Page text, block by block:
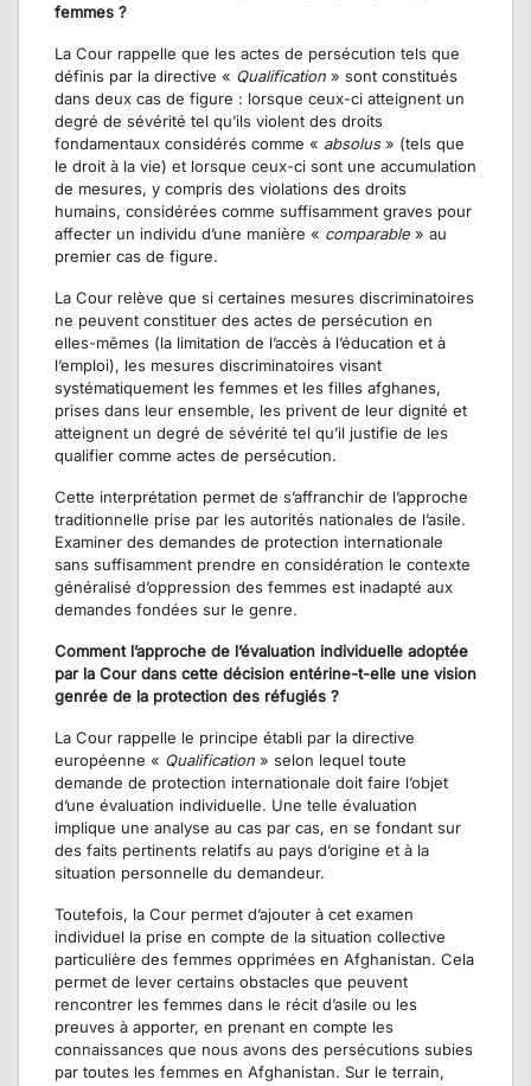
femmes ?
La Cour rappelle que les actes de persécution tels que
définis par la directive « Qualification » sont constitués
dans deux cas de figure : lorsque ceux-ci atteignent un
degré de sévérité tel qu’ils violent des droits
fondamentaux considérés comme « absolus» (tels que
le droit à la vie) et lorsque ceux-ci sont une accumulation
de mesures, y compris des violations des droits
humains, considérées comme suffisamment graves pour
affecter un individu d’une manière « comparable » au
premier cas de figure.
La Cour relève que si certaines mesures discriminatoires
ne peuvent constituer des actes de persécution en
elles-mêmes (la limitation de l’accès à l’éducation et à
l’emploi), les mesures discriminatoires visant
systématiquement les femmes et les filles afghanes,
prises dans leur ensemble, les privent de leur dignité et
atteignent un degré de sévérité tel qu’il justifie de les
qualifier comme actes de persécution.
Cette interprétation permet de s’affranchir de l’approche
traditionnelle prise par les autorités nationales de l’asile.
Examiner des demandes de protection internationale
sans suffisamment prendre en considération le contexte
généralisé d’oppression des femmes est inadapté aux
demandes fondées sur le genre.
Comment l’approche de l’évaluation individuelle adoptée
par la Cour dans cette décision entérine-t-elle une vision
genrée de la protection des réfugiés ?
La Cour rappelle le principe établi par la directive
européenne « Qualification » selon lequel toute
demande de protection internationale doit faire l’objet
d’une évaluation individuelle. Une telle évaluation
implique une analyse au cas par cas, en se fondant sur
des faits pertinents relatifs au pays d’origine et à la
situation personnelle du demandeur.
Toutefois, la Cour permet d’ajouter à cet examen
individuel la prise en compte de la situation collective
particulière des femmes opprimées en Afghanistan. Cela
permet de lever certains obstacles que peuvent
rencontrer les femmes dans le récit d’asile ou les
preuves à apporter, en prenant en compte les
connaissances que nous avons des persécutions subies
par toutes les femmes en Afghanistan. Sur le terrain,